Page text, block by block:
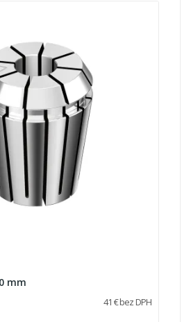
mm
41 € bez DPH